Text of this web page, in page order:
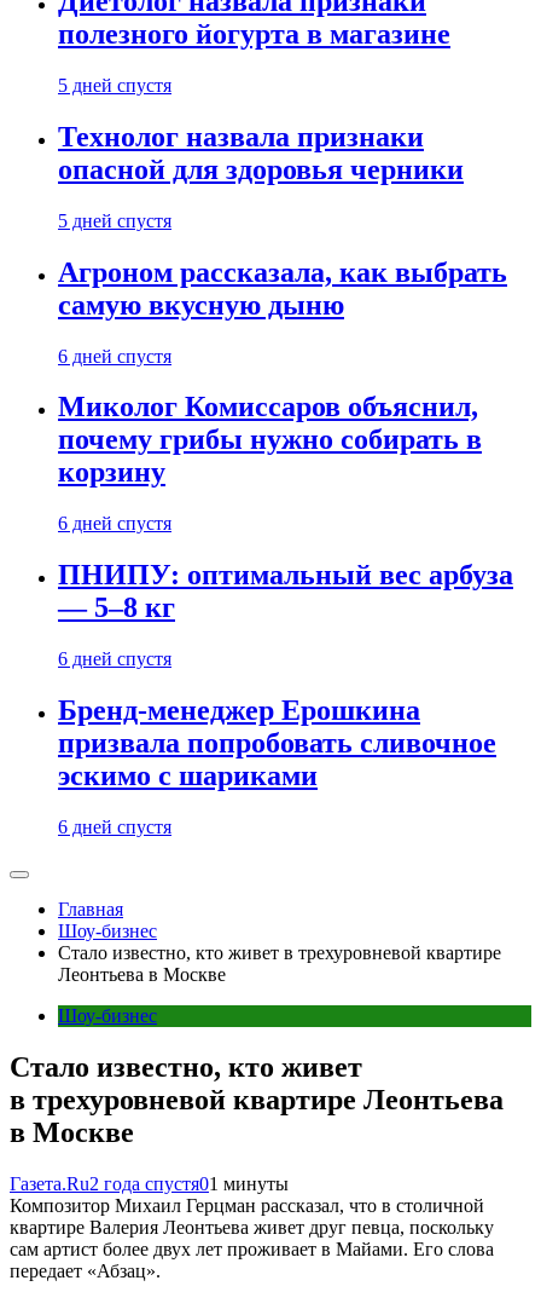
полезного йогурта в магазине
5 дней спустя
Технолог назвала признаки
опасной для здоровья черники
5 дней спустя
Агроном рассказала, как выбрать
самую вкусную дыню
6 дней спустя
Миколог Комиссаров объяснил,
почему грибы нужно собирать в
корзину
6 дней спустя
ПНИПУ: оптимальный вес арбуза
— 5–8 кг
6 дней спустя
Бренд-менеджер Ерошкина
призвала попробовать сливочное
эскимо с шариками
6 дней спустя
Главная
Шоу-бизнес
Стало известно, кто живет в трехуровневой квартире
Леонтьева в Москве
Шоу-бизнес
Стало известно, кто живет
в трехуровневой квартире Леонтьева
в Москве
Газета.Ru2 года спустя01 минуты
Композитор Михаил Герцман рассказал, что в столичной
квартире Валерия Леонтьева живет друг певца, поскольку
сам артист более двух лет проживает в Майами. Его слова
передает «Абзац».